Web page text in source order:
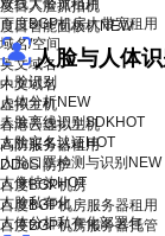
度目人脸抓拍机
度目智能面板机NEW
人脸与人体识
人脸识别
人体分析NEW
人脸离线识别SDKHOT
人脸实名认证HOT
人脸口罩检测与识别 NEW
人像特效HOT
人脸私有化
人体分析私有化部署包
双线大带宽租用
百度BGP机房大带宽租用
域名/空间
英文域名
中文域名
虚拟主机
香港云虚拟主机
高防服务器租用
DDoS 防护
百度BGP机房
百度BGP机房服务器租用
百度BGP机房服务器托管